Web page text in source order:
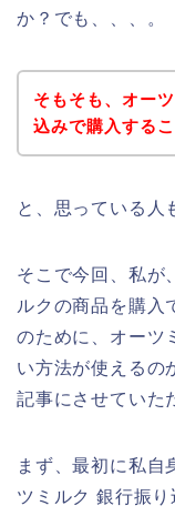
か？でも、、、。
そもそも、オー
込みで購入する
と、思っている人
そこで今回、私が
ルクの商品を購入
のために、オーツ
い方法が使えるの
記事にさせていた
まず、最初に私自
ツミルク 銀行振